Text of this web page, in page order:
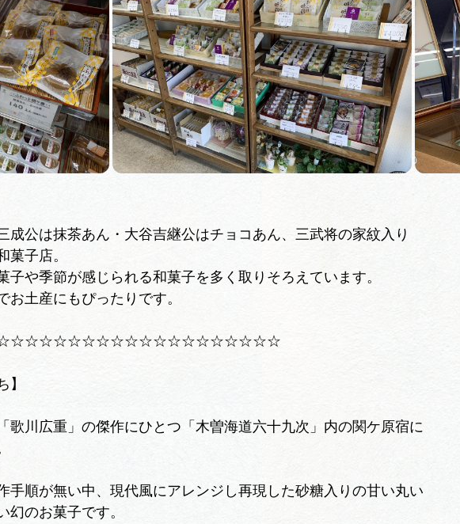
運営組織
成公は抹茶あん・大谷吉継公はチョコあん、三武将の家紋入り
菓子店。
子や季節が感じられる和菓子を多く取りそろえています。
土産にもぴったりです。
】
歌川広重」の傑作にひとつ「木曽海道六十九次」内の関ケ原宿に
手順が無い中、現代風にアレンジし再現した砂糖入りの甘い丸い
幻のお菓子です。